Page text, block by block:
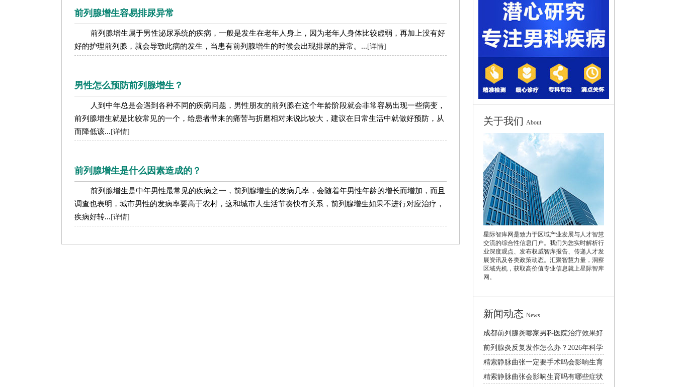
前列腺增生容易排尿异常
前列腺增生属于男性泌尿系统的疾病，一般是发生在老年人身上，因为老年人身体比较虚弱，再加上没有好
好的护理前列腺，就会导致此病的发生，当患有前列腺增生的时候会出现排尿的异常。...[详情]
男性怎么预防前列腺增生？
人到中年总是会遇到各种不同的疾病问题，男性朋友的前列腺在这个年龄阶段就会非常容易出现一些病变，
前列腺增生就是比较常见的一个，给患者带来的痛苦与折磨相对来说比较大，建议在日常生活中就做好预防，从
而降低该...[详情]
前列腺增生是什么因素造成的？
前列腺增生是中年男性最常见的疾病之一，前列腺增生的发病几率，会随着年男性年龄的增长而增加，而且
调查也表明，城市男性的发病率要高于农村，这和城市人生活节奏快有关系，前列腺增生如果不进行对应治疗，
疾病好转...[详情]
关于我们 About
星际智库网是致力于区域产业发展与人才智慧
交流的综合性信息门户。我们为您实时解析行
业深度观点、发布权威智库报告、传递人才发
展资讯及各类政策动态。汇聚智慧力量，洞察
区域先机，获取高价值专业信息就上星际智库
网。
新闻动态 News
成都前列腺炎哪家男科医院治疗效果好
2026
前列腺炎反复发作怎么办？2026年科学
治疗与日常预防护理指南
精索静脉曲张一定要手术吗会影响生育
和性生活吗
精索静脉曲张会影响生育吗有哪些症状